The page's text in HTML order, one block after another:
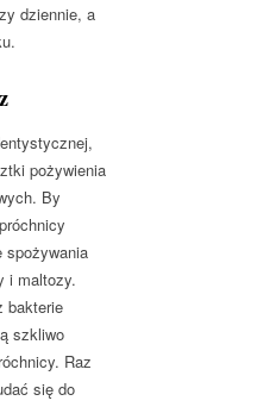
dziennie, a
pożywienia
By
spożywania
i maltozy.
bakterie
szkliwo
Raz
się do